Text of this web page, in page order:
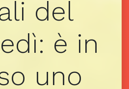
del
è in
uno